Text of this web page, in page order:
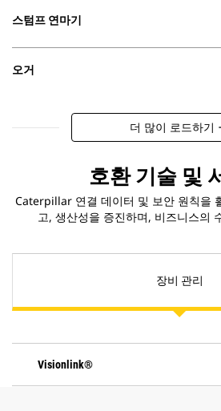
스텀프 연마기
오거
더 많이 로드하기
호환 기술 및
Caterpillar 연결 데이터 및 보안 원칙을
고, 생산성을 증진하며, 비즈니스의
장비 관리
Visionlink®